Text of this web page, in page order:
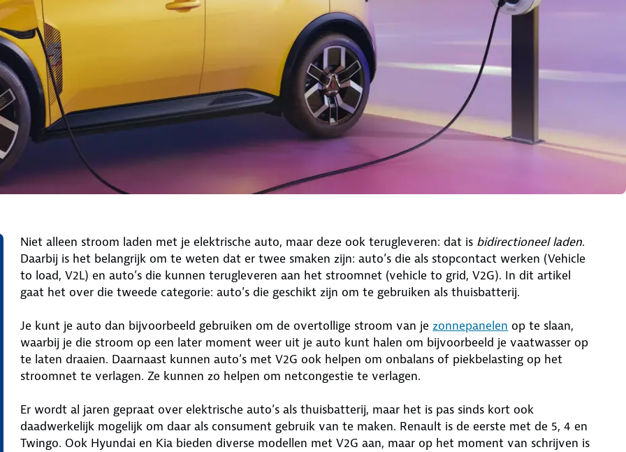
Niet alleen stroom laden met je elektrische auto, maar deze ook terugleveren: dat is bidirectioneel laden.
Daarbij is het belangrijk om te weten dat er twee smaken zijn: auto’s die als stopcontact werken (Vehicle
to load, V2L) en auto’s die kunnen terugleveren aan het stroomnet (vehicle to grid, V2G). In dit artikel
gaat het over die tweede categorie: auto’s die geschikt zijn om te gebruiken als thuisbatterij.
Je kunt je auto dan bijvoorbeeld gebruiken om de overtollige stroom van je zonnepanelen op te slaan,
waarbij je die stroom op een later moment weer uit je auto kunt halen om bijvoorbeeld je vaatwasser op
te laten draaien. Daarnaast kunnen auto’s met V2G ook helpen om onbalans of piekbelasting op het
stroomnet te verlagen. Ze kunnen zo helpen om netcongestie te verlagen.
Er wordt al jaren gepraat over elektrische auto’s als thuisbatterij, maar het is pas sinds kort ook
daadwerkelijk mogelijk om daar als consument gebruik van te maken. Renault is de eerste met de 5, 4 en
Twingo. Ook Hyundai en Kia bieden diverse modellen met V2G aan, maar op het moment van schrijven is